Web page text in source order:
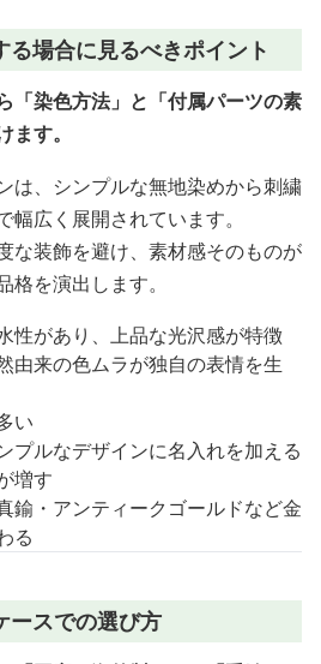
る場合に見るべきポイント
「染色方法」と「付属パーツの素
す。
は、シンプルな無地染めから刺繍
幅広く展開されています。
な装飾を避け、素材感そのものが
を演出します。
性があり、上品な光沢感が特徴
由来の色ムラが独自の表情を生
い
プルなデザインに名入れを加える
増す
鍮・アンティークゴールドなど金
る
ースでの選び方